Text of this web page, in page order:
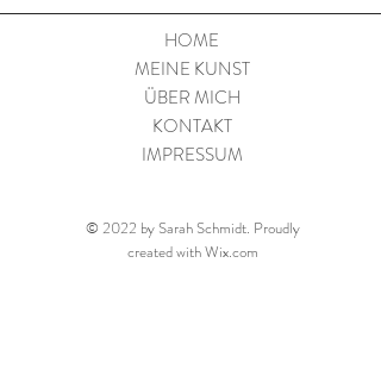
HOME
MEINE KUNST
ÜBER MICH
KONTAKT
IMPRESSUM
© 2022 by Sarah Schmidt. Proudly
created withWix.com